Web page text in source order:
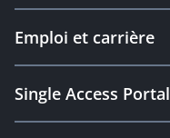
Emploi et carrière
Single Access Portal